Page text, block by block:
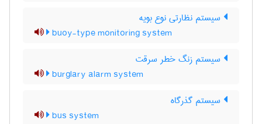
سیستم نظارتی نوع بویه
buoy-type monitoring system
سیستم زنگ خطر سرقت
burglary alarm system
سیستم گذرگاه
bus system